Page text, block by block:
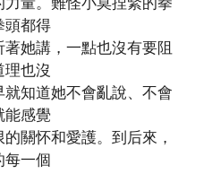
頭都得
她講，一點也沒有要阻
理也沒
知道她不會亂說、不會
能感覺
關怀和愛護。到后來，
每一個